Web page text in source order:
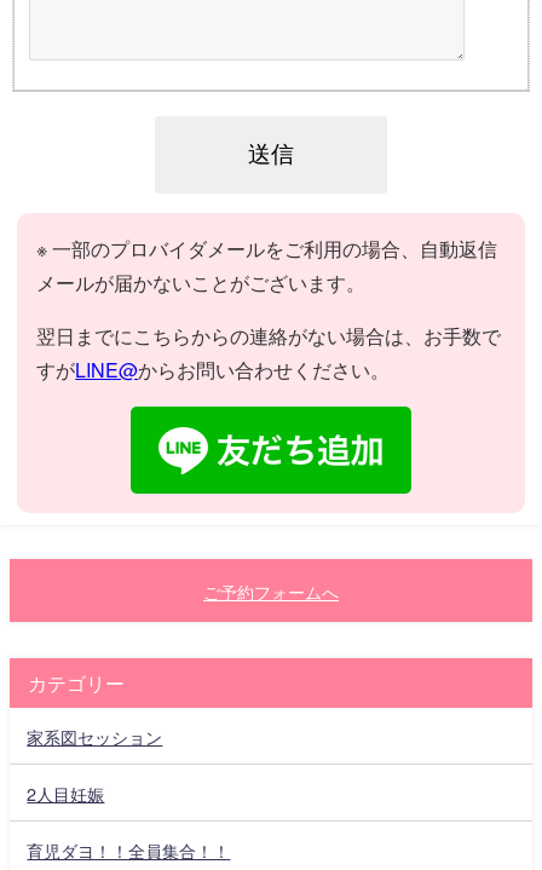
※ 一部のプロバイダメールをご利用の場合、自動返信
メールが届かないことがございます。
翌日までにこちらからの連絡がない場合は、お手数で
すがLINE@からお問い合わせください。
ご予約フォームへ
カテゴリー
家系図セッション
2人目妊娠
育児ダヨ！！全員集合！！